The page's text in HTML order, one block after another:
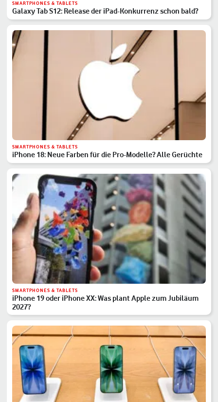
SMARTPHONES & TABLETS
Galaxy Tab S12: Release der iPad-Konkurrenz schon bald?
SMARTPHONES & TABLETS
iPhone 18: Neue Farben für die Pro-Modelle? Alle Gerüchte
SMARTPHONES & TABLETS
iPhone 19 oder iPhone XX: Was plant Apple zum Jubiläum
2027?